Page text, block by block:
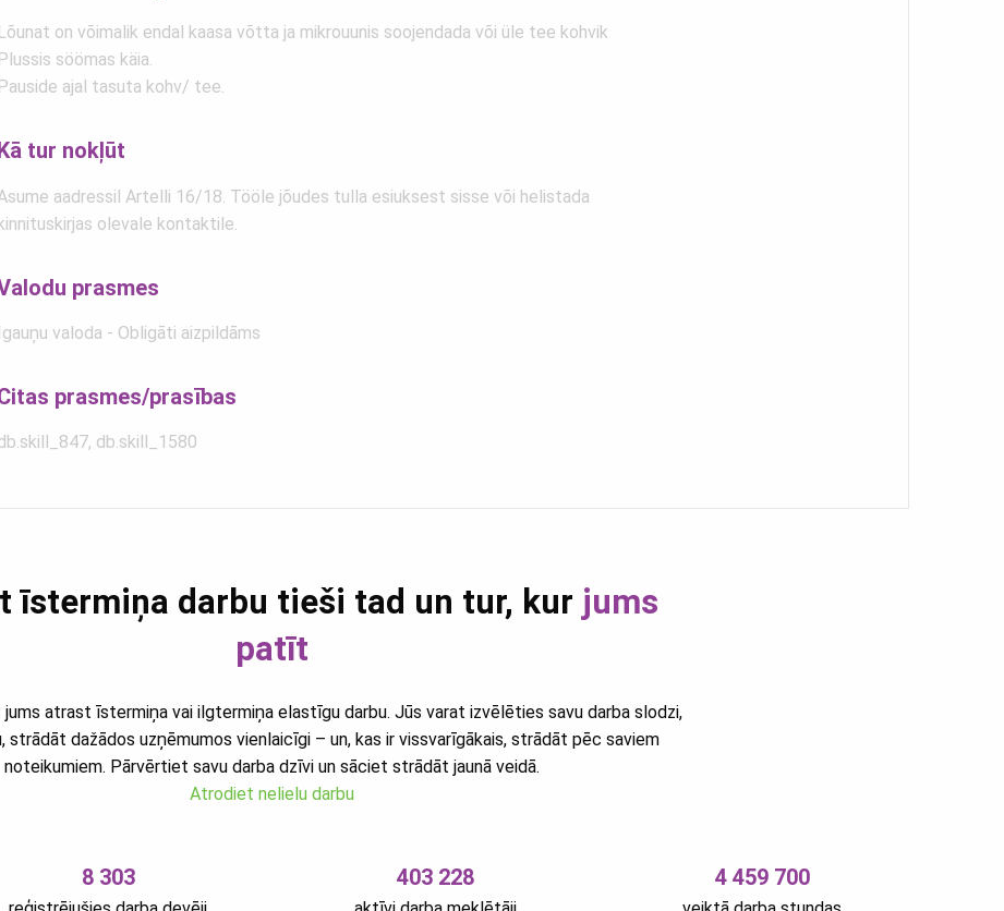
Lõunat on võimalik endal kaasa võtta ja mikrouunis soojendada või üle tee kohvik
Plussis söömas käia.
Pauside ajal tasuta kohv/ tee.
tur nokļūt
aadressil Artelli 16/18. Tööle jõudes tulla esiuksest sisse või helistada
olevale kontaktile.
prasmes
Igauņu valoda - Obligāti aizpildāms
prasmes/prasības
db.skill_1580
īstermiņa darbu tieši tad un tur, kur jums
patīt
jums atrast īstermiņa vai ilgtermiņa elastīgu darbu. Jūs varat izvēlēties savu darba slodzi,
strādāt dažādos uzņēmumos vienlaicīgi – un, kas ir vissvarīgākais, strādāt pēc saviem
noteikumiem. Pārvērtiet savu darba dzīvi un sāciet strādāt jaunā veidā.
Atrodiet nelielu darbu
8 303 403 228 4 459 700